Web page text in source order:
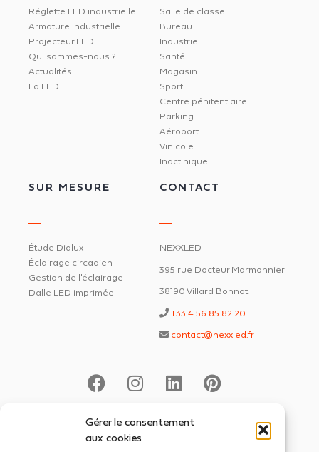
Gérer le consentement
aux cookies
Réglette LED industrielle
Armature industrielle
Projecteur LED
Qui sommes-nous ?
Actualités
La LED
Salle de classe
Bureau
Industrie
Santé
Magasin
Sport
Centre pénitentiaire
Parking
Aéroport
Vinicole
Inactinique
SUR MESURE
Étude Dialux
Éclairage circadien
Gestion de l'éclairage
Dalle LED imprimée
CONTACT
NEXXLED
395 rue Docteur Marmonnier
38190 Villard Bonnot
+33 4 56 85 82 20
contact@nexxled.fr
© NEXXLED 2026